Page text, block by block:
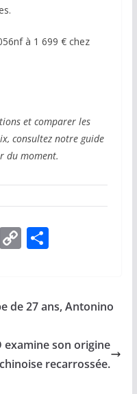
à 1 699 € chez
et comparer les
consultez notre guide
du moment.
C
y
n
k
P
g
de 27 ans, Antonino
examine son origine
chinoise recarrossée.